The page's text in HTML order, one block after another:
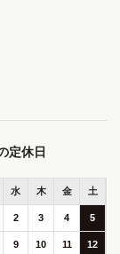
水 木 金 土
2 3 4 5
9 10 11 12